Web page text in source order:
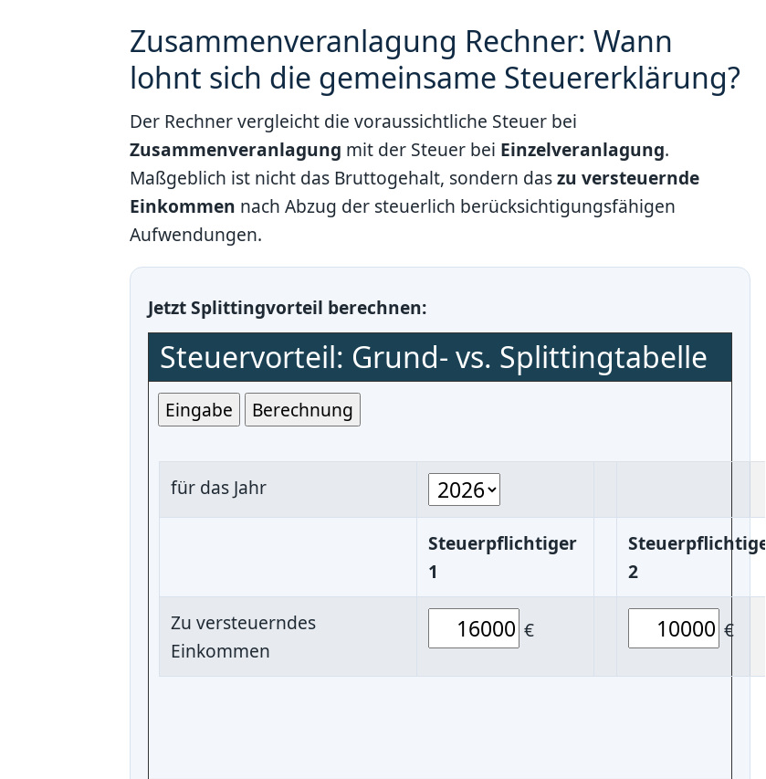
Zusammenveranlagung Rechner: Wann
lohnt sich die gemeinsame Steuererklärung?
Der Rechner vergleicht die voraussichtliche Steuer bei
Zusammenveranlagung mit der Steuer bei Einzelveranlagung.
Maßgeblich ist nicht das Bruttogehalt, sondern daszu versteuernde
Einkommen nach Abzug der steuerlich berücksichtigungsfähigen
Aufwendungen.
Jetzt Splittingvorteil berechnen:
Steuervorteil: Grund- vs. Splittingtabelle
für das Jahr
Steuerpflichtiger
1
Steuerpflichtiger
2
Zu versteuerndes
Einkommen
€ €